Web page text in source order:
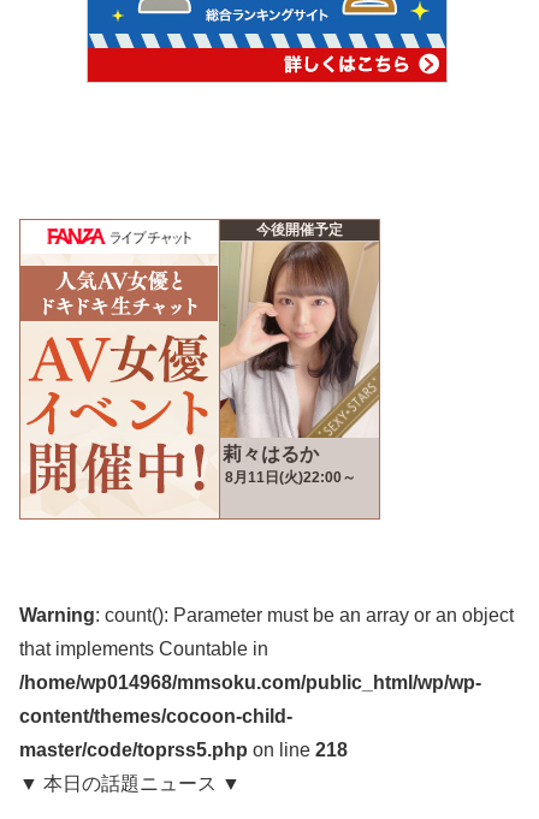
Warning: count(): Parameter must be an array or an object
that implements Countable in
/home/wp014968/mmsoku.com/public_html/wp/wp-
content/themes/cocoon-child-
master/code/toprss5.php on line 218
▼ 本日の話題ニュース ▼